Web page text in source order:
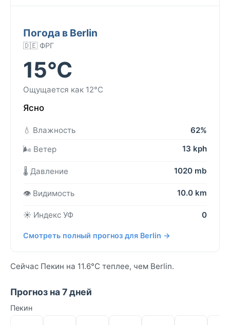
Погода в Berlin
🇩🇪 ФРГ
15°C
Ощущается как 12°C
Ясно
💧 Влажность
62%
🌬️ Ветер
13 kph
🌡️ Давление 1020 mb
👁️ Видимость 10.0 km
☀️ Индекс УФ 0
Смотреть полный прогноз для Berlin →
Сейчас Пекин на 11.6°C теплее, чем Berlin.
Прогноз на 7 дней
Пекин